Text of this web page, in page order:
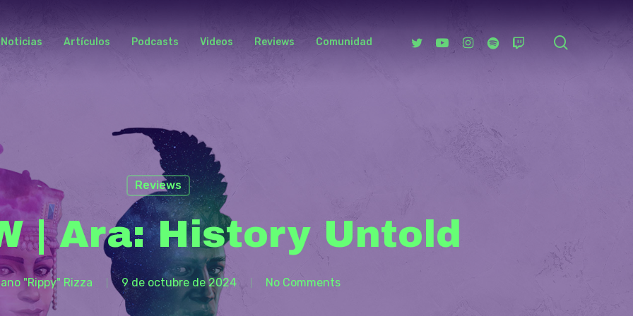
Noticias Artículos Podcasts Videos Reviews Comunidad TwitterYoutubeInstagramSpotifyTwitch search
Reviews
| Ara: History Untold
"Rippy" Rizza 9 de octubre de 2024 No Comments